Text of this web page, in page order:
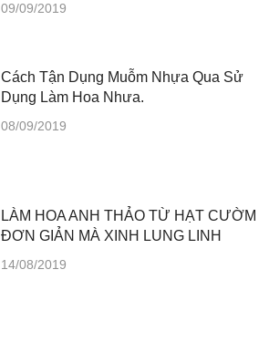
09/09/2019
Cách Tận Dụng Muỗm Nhựa Qua Sử
Dụng Làm Hoa Nhưa.
08/09/2019
LÀM HOA ANH THẢO TỪ HẠT CƯỜM
ĐƠN GIẢN MÀ XINH LUNG LINH
14/08/2019